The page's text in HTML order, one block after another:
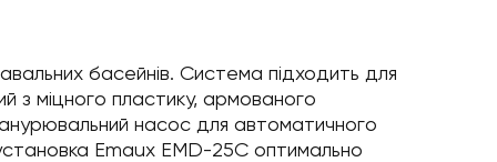
басейнів. Система підходить для
з міцного пластику, армованого
насос для автоматичного
Emaux EMD-25C оптимально